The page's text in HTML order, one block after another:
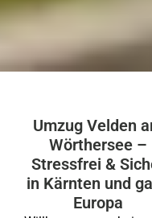
Umzug Velden
Wörthersee –
Stressfrei &
in Kärnten und
Europa